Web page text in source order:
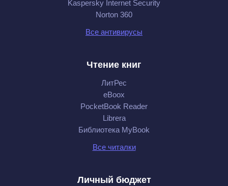
Kaspersky Internet Security
Norton 360
Все антивирусы
Чтение книг
ЛитРес
eBoox
PocketBook Reader
Librera
Библиотека MyBook
Все читалки
Личный бюджет